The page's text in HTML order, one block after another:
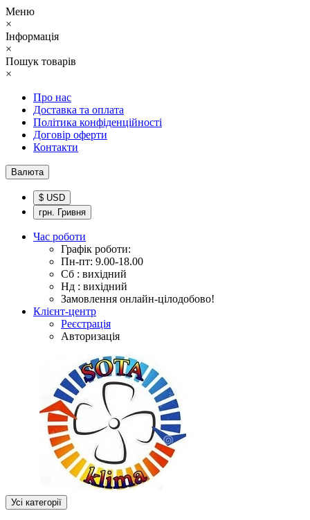
Меню
×
Інформація
×
Пошук товарів
×
Про нас
Доставка та оплата
Політика конфіденційності
Договір оферти
Контакти
Валюта
$ USD
грн. Гривня
Час роботи
Графік роботи:
Пн-пт: 9.00-18.00
Сб : вихідний
Нд : вихідний
Замовлення онлайн-цілодобово!
Клієнт-центр
Реєстрація
Авторизація
Усі категорії